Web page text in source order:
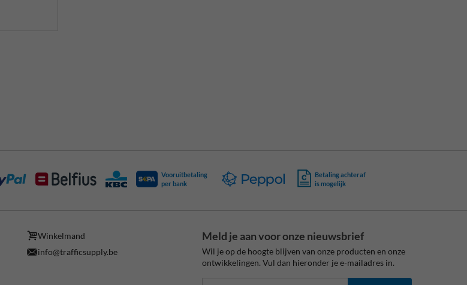
Vooruitbetaling
per bank
Betaling achteraf
is mogelijk
Winkelmand
info@trafficsupply.be
Meld je aan voor onze nieuwsbrief
Wil je op de hoogte blijven van onze producten en onze
ontwikkelingen. Vul dan hieronder je e-mailadres in.